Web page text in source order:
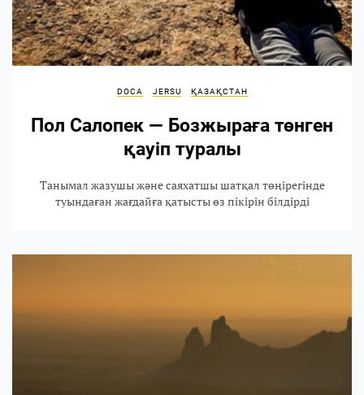
DOCA JERSU ҚАЗАҚСТАН
Пол Салопек — Бозжыраға төнген
қауіп туралы
Танымал жазушы және саяхатшы шатқал төңірегінде
туындаған жағдайға қатысты өз пікірін білдірді